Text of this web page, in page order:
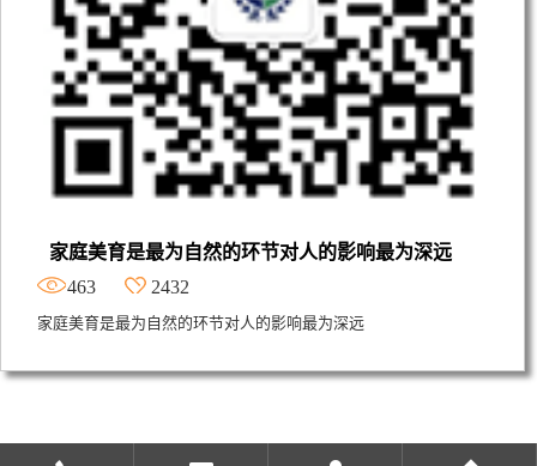
家庭美育是最为自然的环节对人的影响最为深远
463
2432
家庭美育是最为自然的环节对人的影响最为深远
47条 3 下一页